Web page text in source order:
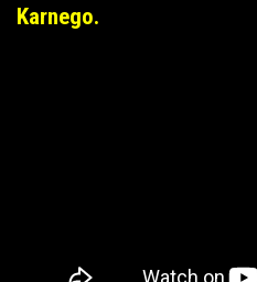
Karnego.